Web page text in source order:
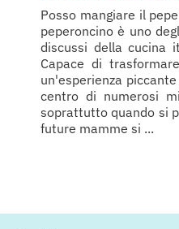
Posso mangiare il
peperoncino è uno
discussi della cucina
Capace di
un'esperienza
centro di numerosi
soprattutto quando si
future mamme si ...